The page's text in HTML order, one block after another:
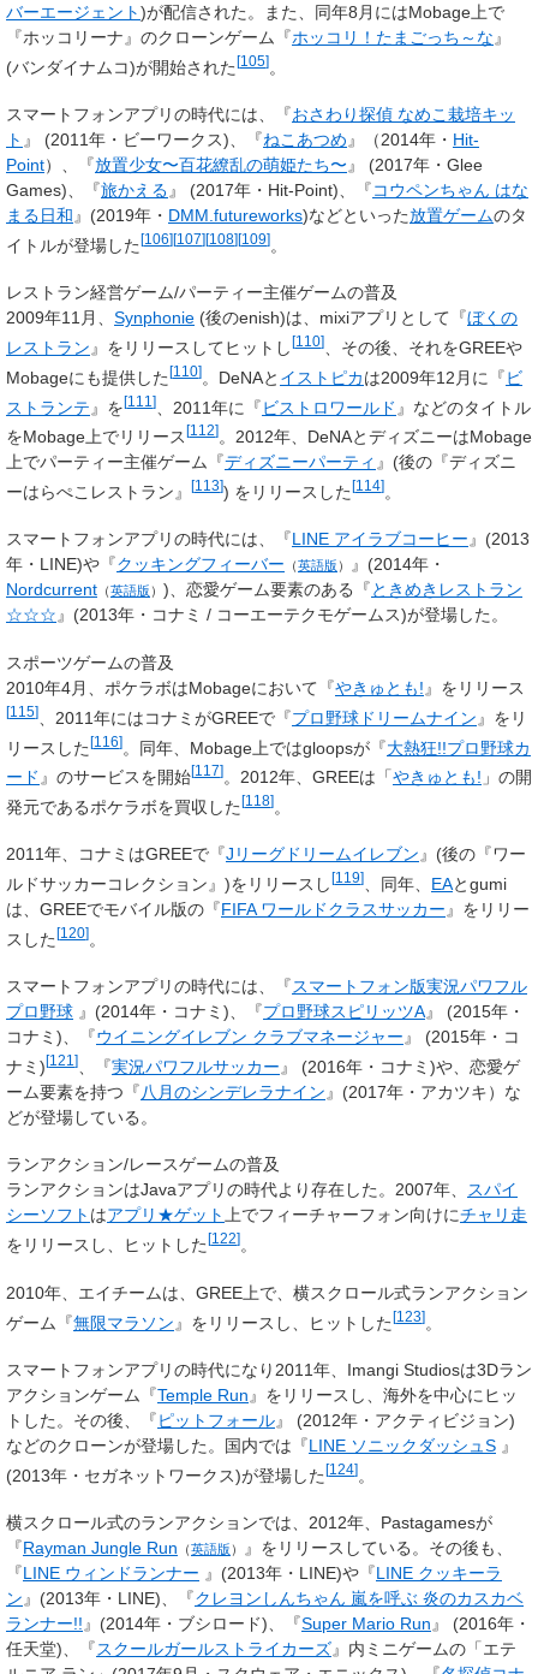
バーエージェント)が配信された。また、同年8月にはMobage上で
『ホッコリーナ』のクローンゲーム『ホッコリ！たまごっち～な 』
(バンダイナムコ)が開始された[105]。
スマートフォンアプリの時代には、『おさわり探偵 なめこ栽培キッ
ト 』 (2011年・ビーワークス)、『ねこあつめ 』（2014年・ Hit-
Point）、『放置少女〜百花繚乱の萌姫たち〜 』 (2017年・Glee
Games)、『旅かえる 』 (2017年・Hit-Point)、『コウペンちゃん はな
まる日和 』(2019年・ DMM.futureworks)などといった放置ゲームのタ
イトルが登場した [106][107][108][109] 。
レストラン経営ゲーム/パーティー主催ゲームの普及
2009年11月、 Synphonie (後のenish)は、mixiアプリとして『ぼくの
レストラン 』をリリースしてヒットし [110]
、その後、それをGREEや
Mobageにも提供した [110] 。DeNAと イストピカは2009年12月に『ビ
ストランテ 』を[111 ] 、2011年に『ビストロワールド 』などのタイトル
をMobage上でリリース [112] 。2012年、DeNAとディズニーはMobage
上でパーティー主催ゲーム『ディズニーパーティ 』(後の『ディズニ
ーはらぺこレストラン』
[113]) をリリースした [114] 。
スマートフォンアプリの時代には、『LINE アイラブコーヒー』(2013
年・LINE)や『クッキングフィーバー （英語版 ）
』(2014年・
Nordcurrent （英語版 ） )、恋愛ゲーム要素のある『ときめきレストラン
☆☆☆』(2013年・コナミ / コーエーテクモゲームス)が登場した。
スポーツゲームの普及
2010年4月、ポケラボはMobageにおいて『やきゅとも! 』をリリース
[115] 、2011年にはコナミがGREEで『プロ野球ドリームナイン 』をリ
リースした[116]。同年、Mobage上ではgloopsが『大熱狂!!プロ野球カ
ード 』のサービスを開始[117] 。2012年、GREEは「やきゅとも! 」の開
発元であるポケラボを買収した[118]。
2011年、コナミはGREEで『Jリーグドリームイレブン 』(後の『ワー
ルドサッカーコレクション』)をリリースし [119] 、同年、 EAとgumi
は、GREEでモバイル版の『FIFA ワールドクラスサッカー 』をリリー
スした[120]。
スマートフォンアプリの時代には、『スマートフォン版実況パワフル
プロ野球 』(2014年・コナミ)、『プロ野球スピリッツA』 (2015年・
コナミ)、『ウイニングイレブン クラブマネージャー 』 (2015年・コ
ナミ)[121 ] 、『実況パワフルサッカー 』 (2016年・コナミ)や、恋愛ゲ
ーム要素を持つ『八月のシンデレラナイン 』(2017年・アカツキ）な
どが登場している。
ランアクション/レースゲームの普及
ランアクションはJavaアプリの時代より存在した。2007年、 スパイ
シーソフト はアプリ★ゲット上でフィーチャーフォン向けにチャリ走
をリリースし、ヒットした [122] 。
2010年、エイチームは、GREE上で、横スクロール式ランアクション
ゲーム『無限マラソン 』をリリースし、ヒットした[123]。
スマートフォンアプリの時代になり2011年、Imangi Studiosは3Dラン
アクションゲーム『Temple Run 』をリリースし、海外を中心にヒッ
トした。その後、『ピットフォール』 (2012年・アクティビジョン)
などのクローンが登場した。国内では『LINE ソニックダッシュS 』
(2013年・セガネットワークス)が登場した[124]。
横スクロール式のランアクションでは、2012年、Pastagamesが
『Rayman Jungle Run （英語版 ）
』をリリースしている。その後も、
『LINE ウィンドランナー 』(2013年・LINE)や『LINE クッキーラ
ン 』(2013年・LINE)、『クレヨンしんちゃん 嵐を呼ぶ 炎のカスカベ
ランナー!! 』(2014年・ブシロード)、『Super Mario Run 』 (2016年・
任天堂)、『スクールガールストライカーズ』内ミニゲームの「エテ